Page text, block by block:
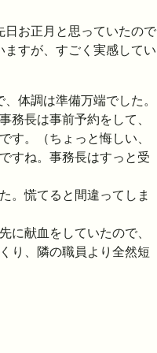
お正月と思っていたので
すが、すごく実感してい
体調は準備万端でした。
長は事前予約をして、
。（ちょっと悔しい、
すね。事務長はすっと受
。慌てると間違ってしま
献血をしていたので、
り、隣の職員より全然短